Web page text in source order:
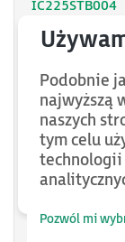
IC225STB004
IC225SSF262
IC225SSE102
IC225SRD130
IC225SRD121
IC225SDL920
IC225SDL910
Podobnie
najwyższą
naszych
tym celu
technologii
Pozwól mi